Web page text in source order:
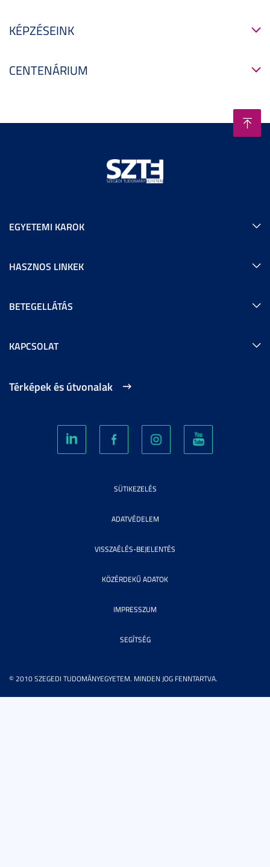
KÉPZÉSEINK
CENTENÁRIUM
EGYETEMI KAROK
HASZNOS LINKEK
BETEGELLÁTÁS
KAPCSOLAT
Térképek és útvonalak
© 2010 SZEGEDI TUDOMÁNYEGYETEM. MINDEN JOG FENNTARTVA.
SÜTIKEZELÉS
ADATVÉDELEM
VISSZAÉLÉS-BEJELENTÉS
KÖZÉRDEKŰ ADATOK
IMPRESSZUM
SEGÍTSÉG